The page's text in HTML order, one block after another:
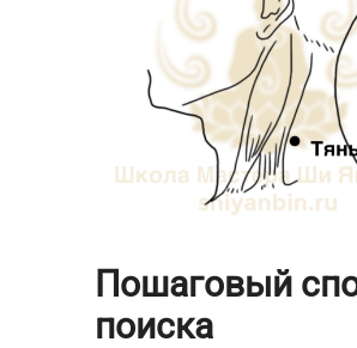
Пошаговый
поиска